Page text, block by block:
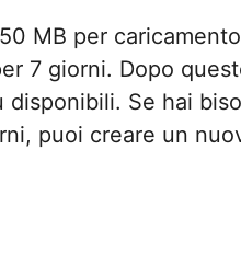
MB per
7 giorni. Dopo
disponibili. Se hai
puoi creare un